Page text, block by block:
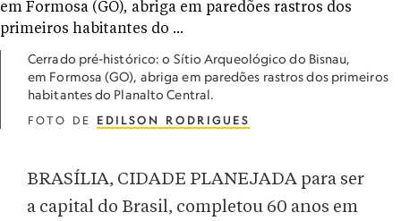
Cerrado pré-histórico: o Sítio Arqueológico do Bisnau,
em Formosa (GO), abriga em paredões rastros dos primeiros
habitantes do Planalto Central.
FOTO DE EDILSON RODRIGUES
BRASÍLIA, CIDADE PLANEJADA para ser
a capital do Brasil, completou 60 anos em